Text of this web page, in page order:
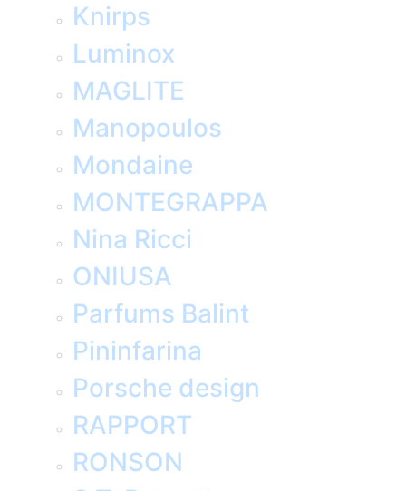
Knirps
Luminox
MAGLITE
Manopoulos
Mondaine
MONTEGRAPPA
Nina Ricci
ONIUSA
Parfums Balint
Pininfarina
Porsche design
RAPPORT
RONSON